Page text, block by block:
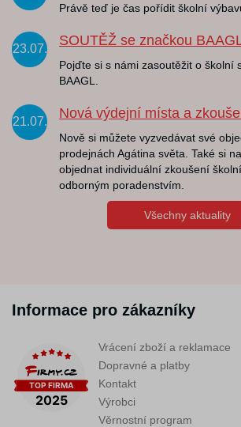
Právě teď je čas pořídit školní
23.07.
SOUTĚŽ se značkou
Pojďte si s námi zasoutěžit o školní
BAAGL.
21.07.
Nová výdejní místa a
Nově si můžete vyzvedávat své
prodejnách Agátina světa. Také si
objednat individuální zkoušení
odborným poradenstvím.
Všechny aktuality
Informace pro zákazníky
Vrácení zboží a reklamace
Dopravné a platby
Kontakt
Výrobci
Věrnostní program